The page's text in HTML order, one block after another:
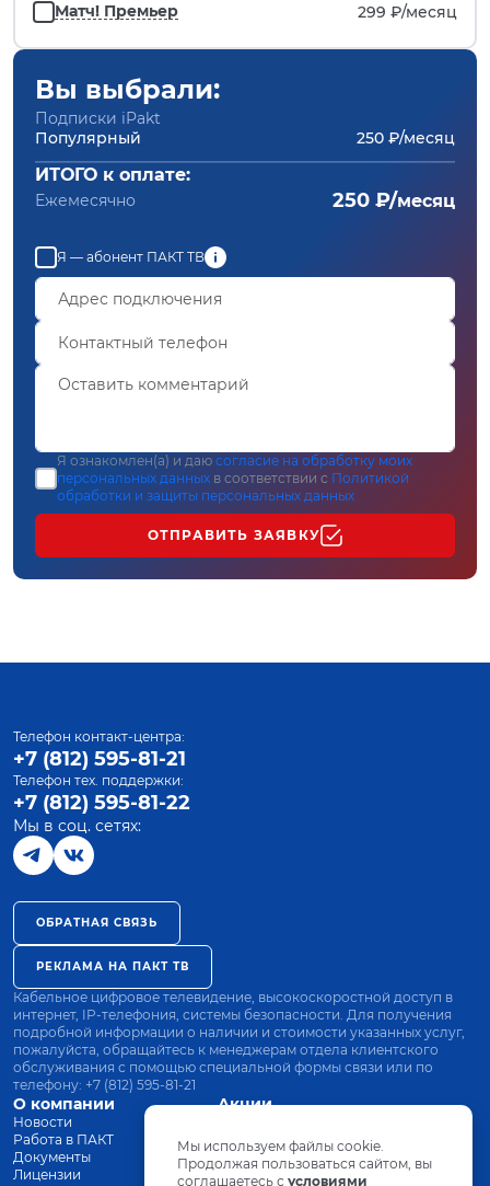
Матч! Премьер 299 ₽/месяц
Вы выбрали:
Подписки iPakt
Популярный
250 ₽/месяц
ИТОГО к оплате:
Ежемесячно 250 ₽/месяц
Я — абонент ПАКТ ТВ
Я ознакомлен(а) и даю согласие на обработку моих
персональных данных в соответствии с Политикой
обработки и защиты персональных данных
ОТПРАВИТЬ ЗАЯВКУ
О компании
Новости
Работа в ПАКТ
Документы
Лицензии
Акции
Оплата
Оборудование
Телефон контакт-центра:
+7 (812) 595-81-21
Телефон тех. поддержки:
+7 (812) 595-81-22
Мы в соц. сетях:
ОБРАТНАЯ СВЯЗЬ
РЕКЛАМА НА ПАКТ ТВ
Кабельное цифровое телевидение, высокоскоростной доступ в
интернет, IP-телефония, системы безопасности. Для получения
подробной информации о наличии и стоимости указанных услуг,
пожалуйста, обращайтесь к менеджерам отдела клиентского
обслуживания с помощью специальной формы связи или по
телефону: +7 (812) 595-81-21
Мы используем файлы cookie.
Продолжая пользоваться сайтом, вы
соглашаетесь с условиями